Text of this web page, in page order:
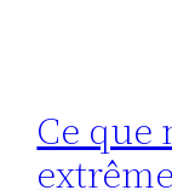
Ce que